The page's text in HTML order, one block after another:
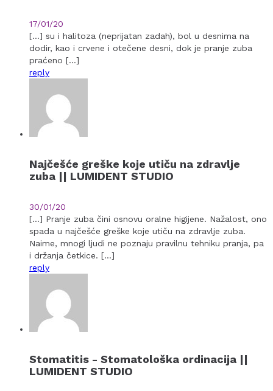
17/01/20
[…] su i halitoza (neprijatan zadah), bol u desnima na
dodir, kao i crvene i otečene desni, dok je pranje zuba
praćeno […]
reply
Najčešće greške koje utiču na zdravlje
zuba || LUMIDENT STUDIO
30/01/20
[…] Pranje zuba čini osnovu oralne higijene. Nažalost, ono
spada u najčešće greške koje utiču na zdravlje zuba.
Naime, mnogi ljudi ne poznaju pravilnu tehniku pranja, pa
i držanja četkice. […]
reply
Stomatitis - Stomatološka ordinacija ||
LUMIDENT STUDIO